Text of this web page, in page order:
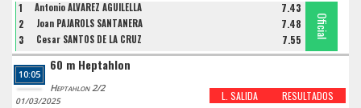
1 Antonio ALVAREZ AGUILELLA 7.43
Oficial
2 Joan PAJAROLS SANTANERA 7.48 Oficial
3 Cesar SANTOS DE LA CRUZ 7.55
Oficial
10:05
60 m Heptahlon
Heptahlon 2/2
L. SALIDA RESULTADOS
01/03/2025